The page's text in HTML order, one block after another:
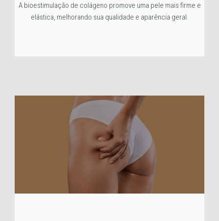
A bioestimulação de colágeno promove uma pele mais firme e
elástica, melhorando sua qualidade e aparência geral.